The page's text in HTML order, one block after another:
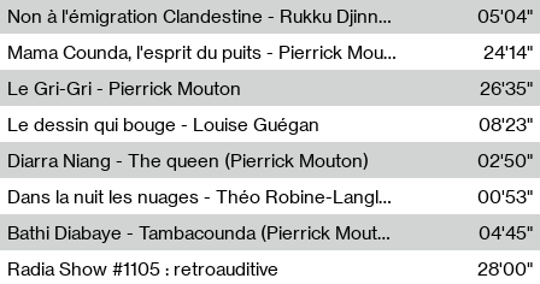
Non à l'émigration Clandestine - Rukku Djinne Squad (Eden Tinto Collins)
Eden Tinto Collins,Rukku Djinne
05'04"
Mama Counda, l'esprit du puits - Pierrick Mouton
Pierrick Mouton
24'14"
Le Gri-Gri - Pierrick Mouton
Pierrick Mouton
26'35"
Le dessin qui bouge - Louise Guégan
Louise Guégan
08'23"
Diarra Niang - The queen (Pierrick Mouton)
Pierrick Mouton,Diarra Niang
02'50"
Dans la nuit les nuages - Théo Robine-Langlois
Théo Robine-Langlois,LD Beat
00'53"
Bathi Diabaye - Tambacounda (Pierrick Mouton)
Pierrick Mouton,Bathi Diabaye
04'45"
Radia Show #1105 : retroauditive
28'00"